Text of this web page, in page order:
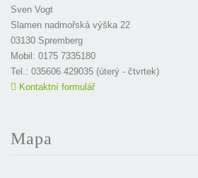
Sven Vogt
Slamen nadmořská výška 22
03130 Spremberg
Mobil: 0175 7335180
Tel.: 035606 429035 (úterý - čtvrtek)
Kontaktní formulář
Mapa